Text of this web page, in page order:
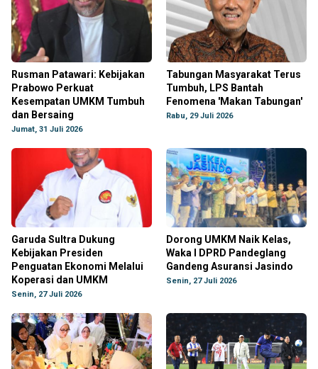
Rusman Patawari: Kebijakan
Prabowo Perkuat
Kesempatan UMKM Tumbuh
dan Bersaing
Jumat, 31 Juli 2026
Tabungan Masyarakat Terus
Tumbuh, LPS Bantah
Fenomena 'Makan Tabungan'
Rabu, 29 Juli 2026
Garuda Sultra Dukung
Kebijakan Presiden
Penguatan Ekonomi Melalui
Koperasi dan UMKM
Senin, 27 Juli 2026
Dorong UMKM Naik Kelas,
Waka I DPRD Pandeglang
Gandeng Asuransi Jasindo
Senin, 27 Juli 2026